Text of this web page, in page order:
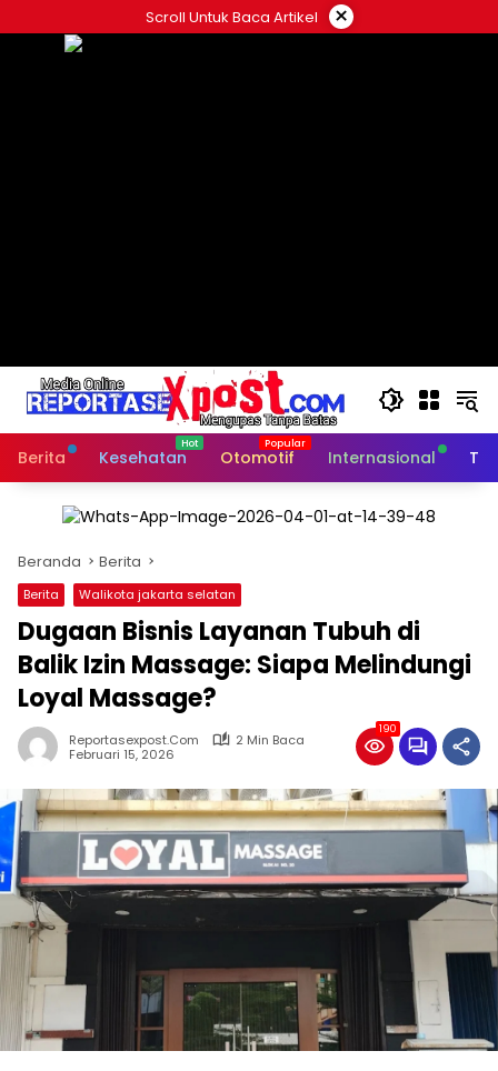
ke
Scroll Untuk Baca Artikel ×
Berita Kesehatan Otomotif Internasional
Beranda Berita
Berita Walikota jakarta selatan
Dugaan Bisnis Layanan Tubuh di
Balik Izin Massage: Siapa Melindungi
Loyal Massage?
Reportasexpost.com
2 Min Baca
Februari 15, 2026
190